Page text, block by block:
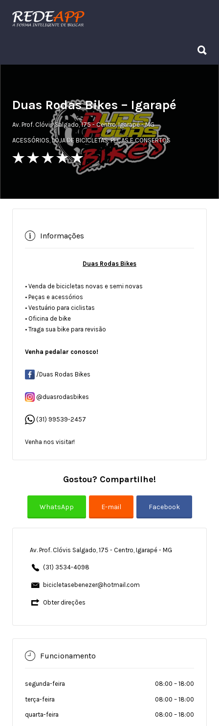
Procurar:
Duas Rodas Bikes – Igarapé
Av. Prof. Clóvis Salgado, 175 - Centro, Igarapé - MG
ACESSÓRIOS,LOJA DE BICICLETAS,PEÇAS E CONSERTOS
Informações
Duas Rodas Bikes
• Venda de bicicletas novas e semi novas
• Peças e acessórios
• Vestuário para ciclistas
• Oficina de bike
• Traga sua bike para revisão
Venha pedalar conosco!
/Duas Rodas Bikes
@duasrodasbikes
(31) 99539-2457
Venha nos visitar!
Gostou? Compartilhe!
Av. Prof. Clóvis Salgado, 175 - Centro, Igarapé - MG
(31) 3534-4098
bicicletasebenezer@hotmail.com
Obter direções
Funcionamento
segunda-feira 08:00 – 18:00
terça-feira 08:00 – 18:00
quarta-feira 08:00 – 18:00